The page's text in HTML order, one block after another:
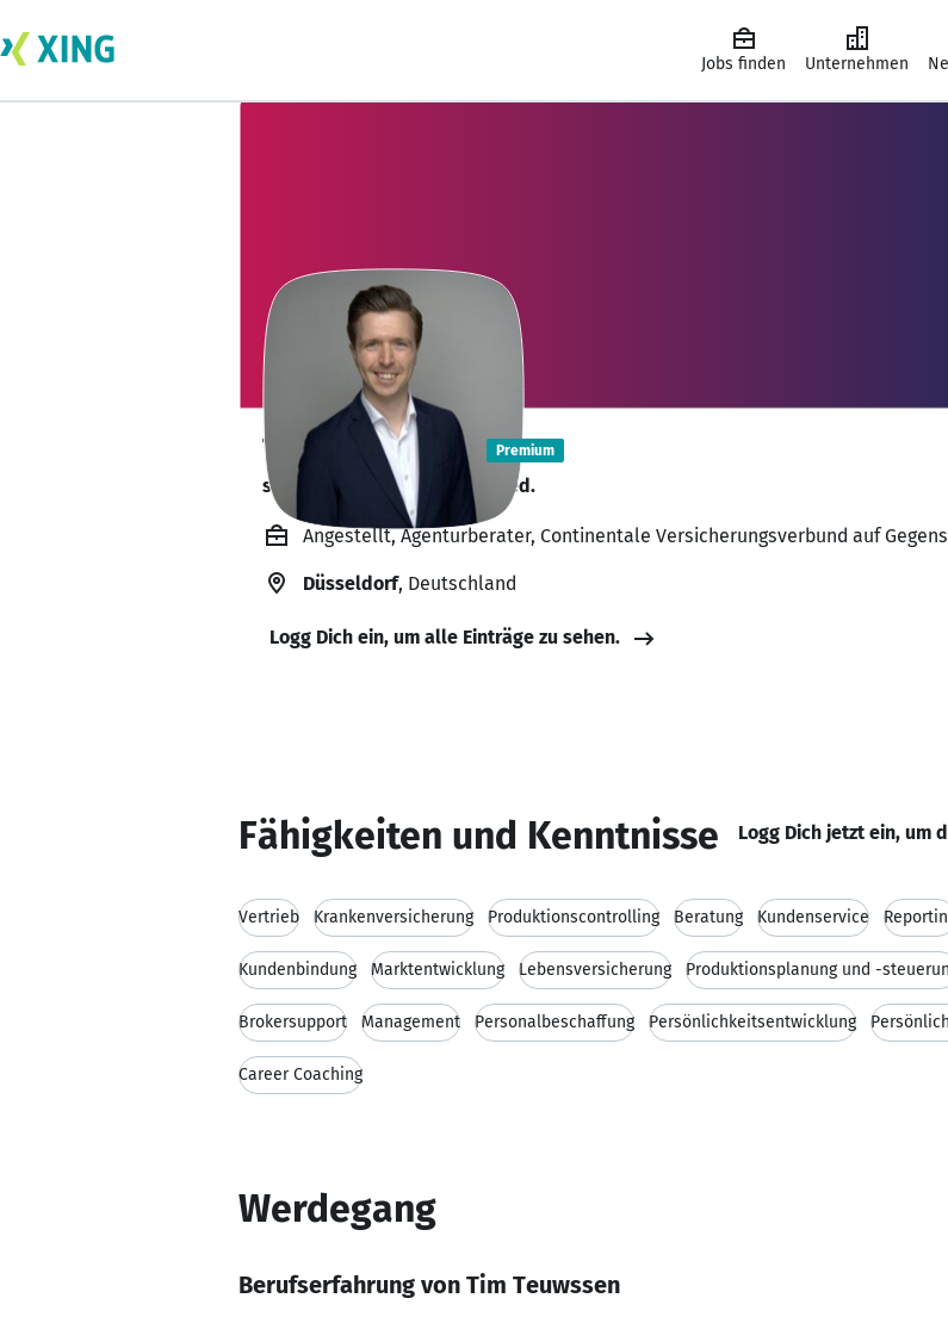
Jobs finden Unternehmen
Tim Teuwssen Premium
sucht ein neues Team-Mitglied.
Angestellt, Agenturberater, Continentale Versicherungsverbund auf
Düsseldorf, Deutschland
Logg Dich ein, um alle Einträge zu sehen.
Fähigkeiten und Kenntnisse Logg Dich jetzt ein, um
Vertrieb Krankenversicherung Produktionscontrolling Beratung Kundenservice
Kundenbindung Marktentwicklung Lebensversicherung Produktionsplanung und -
Brokersupport Management Personalbeschaffung Persönlichkeitsentwicklung
Career Coaching
Werdegang
Berufserfahrung von Tim Teuwssen